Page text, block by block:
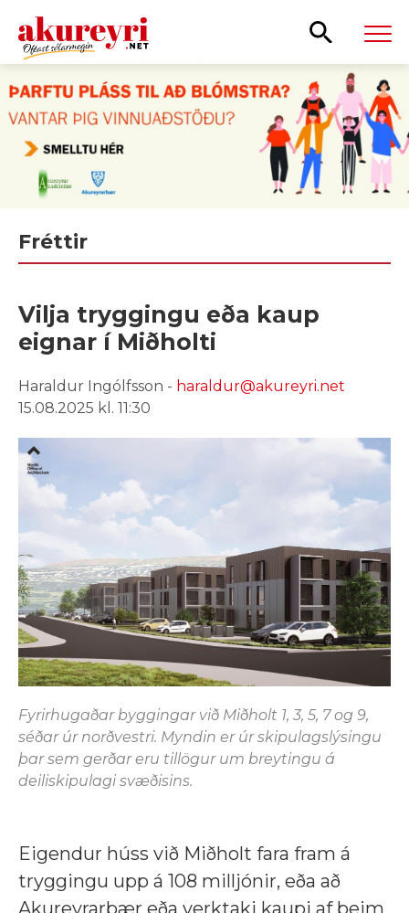
Leita
Fréttir
Vilja tryggingu eða kaup
eignar í Miðholti
Haraldur Ingólfsson - haraldur@akureyri.net
15.08.2025 kl. 11:30
Fyrirhugaðar byggingar við Miðholt 1, 3, 5, 7 og 9,
séðar úr norðvestri. Myndin er úr skipulagslýsingu
þar sem gerðar eru tillögur um breytingu á
deiliskipulagi svæðisins.
Eigendur húss við Miðholt fara fram á
tryggingu upp á 108 milljónir, eða að
Akureyrarbær eða verktaki kaupi af þeim